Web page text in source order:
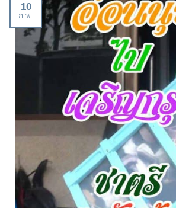
10
ก.พ.